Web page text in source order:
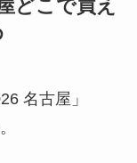
どこで買え
名古屋」